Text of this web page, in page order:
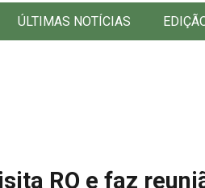
ÚLTIMAS NOTÍCIAS
RO e faz